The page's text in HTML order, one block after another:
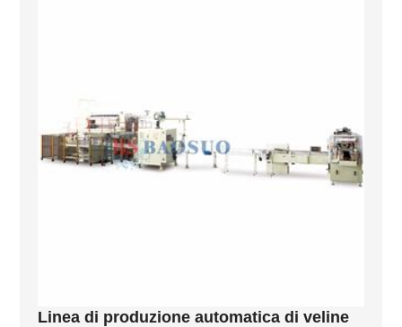
Linea di produzione automatica di veline